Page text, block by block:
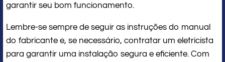
garantir seu bom funcionamento.
Lembre-se sempre de seguir as instruções do manual
do fabricante e, se necessário, contratar um eletricista
para garantir uma instalação segura e eficiente. Com